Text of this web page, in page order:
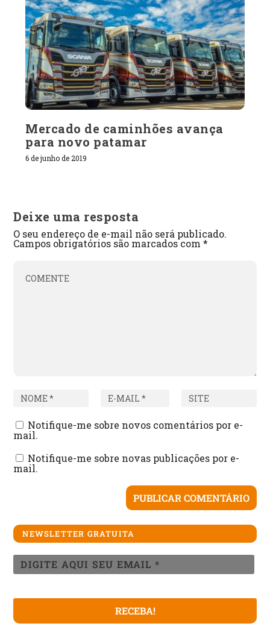
Mercado de caminhões avança
para novo patamar
6 de junho de 2019
Deixe uma resposta
O seu endereço de e-mail não será publicado.
Campos obrigatórios são marcados com*
Notifique-me sobre novos comentários por e-
mail.
Notifique-me sobre novas publicações por e-
mail.
NEWSLETTER GRATUITA